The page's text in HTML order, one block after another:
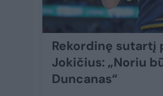
Rekordinę sutartį
Jokičius: „Noriu
Duncanas“